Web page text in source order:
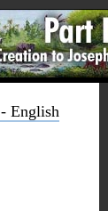
English